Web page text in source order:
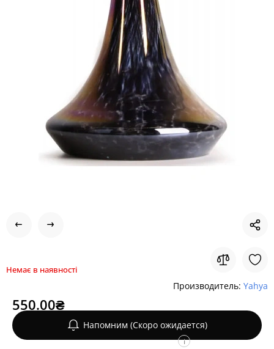
Немає в наявності
Производитель: Yahya
550.00₴
Напомним (Скоро ожидается)
i